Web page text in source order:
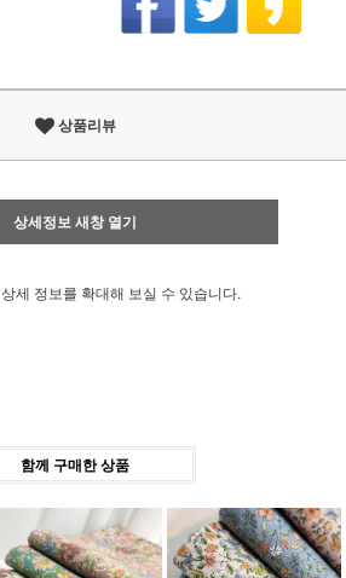
상품리뷰
상세정보 새창 열기
상세 정보를 확대해 보실 수 있습니다.
함께 구매한 상품